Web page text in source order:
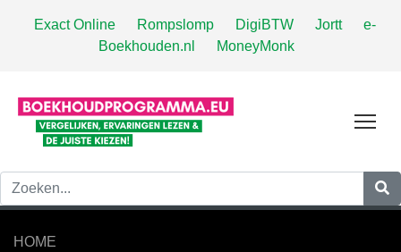
Exact Online Rompslomp DigiBTW Jortt
e-
Boekhouden.nl
MoneyMonk
HOME